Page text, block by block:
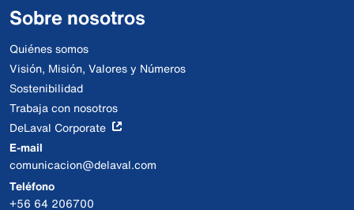
Sobre nosotros
Quiénes somos
Visión, Misión, Valores y Números
Sostenibilidad
Trabaja con nosotros
DeLaval Corporate
E-mail
comunicacion@delaval.com
Teléfono
+56 64 206700